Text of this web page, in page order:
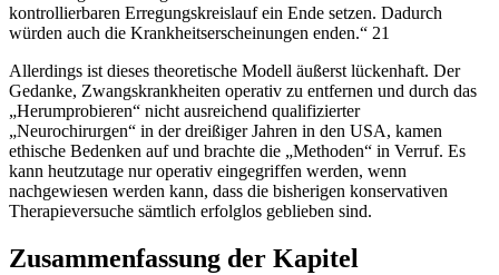
kontrollierbaren Erregungskreislauf ein Ende setzen. Dadurch
würden auch die Krankheitserscheinungen enden.“ 21
Allerdings ist dieses theoretische Modell äußerst lückenhaft. Der
Gedanke, Zwangskrankheiten operativ zu entfernen und durch das
„Herumprobieren“ nicht ausreichend qualifizierter
„Neurochirurgen“ in der dreißiger Jahren in den USA, kamen
ethische Bedenken auf und brachte die „Methoden“ in Verruf. Es
kann heutzutage nur operativ eingegriffen werden, wenn
nachgewiesen werden kann, dass die bisherigen konservativen
Therapieversuche sämtlich erfolglos geblieben sind.
Zusammenfassung der Kapitel